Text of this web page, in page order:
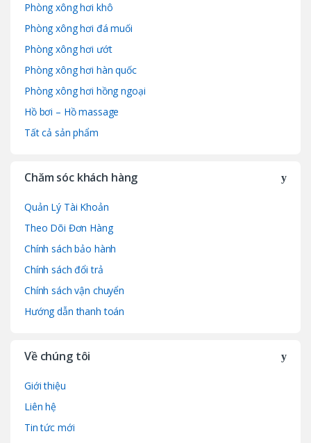
Phòng xông hơi khô
Phòng xông hơi đá muối
Phòng xông hơi ướt
Phòng xông hơi hàn quốc
Phòng xông hơi hồng ngoại
Hồ bơi – Hồ massage
Tất cả sản phẩm
Chăm sóc khách hàng
Quản Lý Tài Khoản
Theo Dõi Đơn Hàng
Chính sách bảo hành
Chính sách đổi trả
Chính sách vận chuyển
Hướng dẫn thanh toán
Về chúng tôi
Giới thiệu
Liên hệ
Tin tức mới